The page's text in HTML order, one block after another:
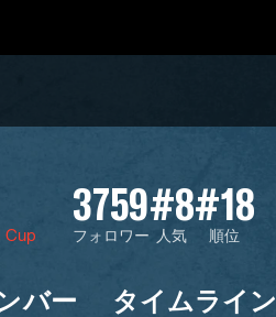
Cup
3759
フォロワー
#8
人気
#18
順位
バー タイムライン